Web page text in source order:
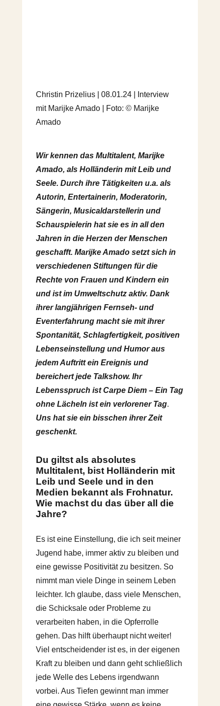
Christin Prizelius | 08.01.24 | Interview
mit Marijke Amado | Foto: © Marijke
Amado
Wir kennen das Multitalent, Marijke
Amado, als Holländerin mit Leib und
Seele. Durch ihre Tätigkeiten u.a. als
Autorin, Entertainerin, Moderatorin,
Sängerin, Musicaldarstellerin und
Schauspielerin hat sie es in all den
Jahren in die Herzen der Menschen
geschafft. Marijke Amado setzt sich in
verschiedenen Stiftungen für die
Rechte von Frauen und Kindern ein
und ist im Umweltschutz aktiv. Dank
ihrer langjährigen Fernseh- und
Eventerfahrung macht sie mit ihrer
Spontanität, Schlagfertigkeit, positiven
Lebenseinstellung und Humor aus
jedem Auftritt ein Ereignis und
bereichert jede Talkshow. Ihr
Lebensspruch ist Carpe Diem – Ein Tag
ohne Lächeln ist ein verlorener Tag.
Uns hat sie ein bisschen ihrer Zeit
geschenkt.
Du giltst als absolutes
Multitalent, bist Holländerin mit
Leib und Seele und in den
Medien bekannt als Frohnatur.
Wie machst du das über all die
Jahre?
Es ist eine Einstellung, die ich seit meiner
Jugend habe, immer aktiv zu bleiben und
eine gewisse Positivität zu besitzen. So
nimmt man viele Dinge in seinem Leben
leichter. Ich glaube, dass viele Menschen,
die Schicksale oder Probleme zu
verarbeiten haben, in die Opferrolle
gehen. Das hilft überhaupt nicht weiter!
Viel entscheidender ist es, in der eigenen
Kraft zu bleiben und dann geht schließlich
jede Welle des Lebens irgendwann
vorbei. Aus Tiefen gewinnt man immer